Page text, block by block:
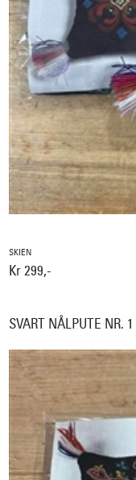
SKIEN
Kr 299,-
SVART NÅLPUTE NR.